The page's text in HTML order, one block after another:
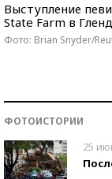
Выступление
State Farm в
Фото: Brian Snyder/
ФОТОИСТОРИИ
25